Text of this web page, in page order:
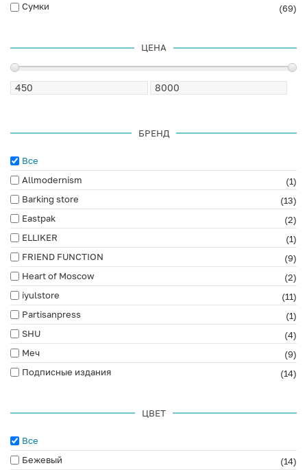
Сумки
(69)
ЦЕНА
БРЕНД
Все
Allmodernism
(1)
Barking store
(13)
Eastpak
(2)
ELLIKER
(1)
FRIEND FUNCTION
(9)
Heart of Moscow
(2)
iyulstore
(11)
Partisanpress
(1)
SHU
(4)
Меч
(9)
Подписные издания
(14)
ЦВЕТ
Все
Бежевый
(14)